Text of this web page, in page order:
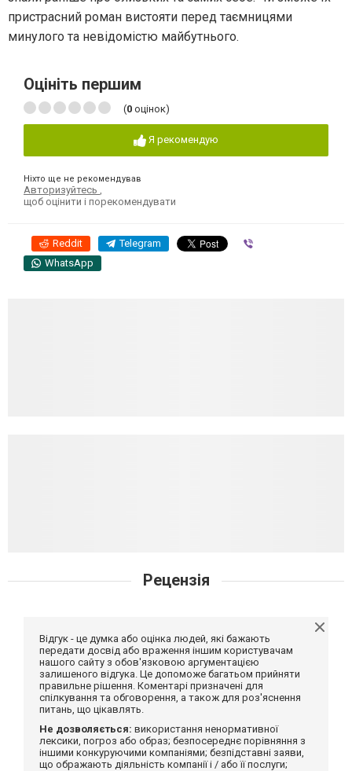
пристрасний роман вистояти перед таємницями
минулого та невідомістю майбутнього.
Оцініть першим
(0 оцінок)
Я рекомендую
Ніхто ще не рекомендував
Авторизуйтесь
щоб оцінити і порекомендувати
Reddit Telegram
WhatsApp
Рецензія
Відгук - це думка або оцінка людей, які бажають
передати досвід або враження іншим користувачам
нашого сайту з обов'язковою аргументацією
залишеного відгука. Це допоможе багатьом прийняти
правильне рішення. Коментарі призначені для
спілкування та обговорення, а також для роз'яснення
питань, що цікавлять.
Не дозволяється: використання ненормативної
лексики, погроз або образ; безпосереднє порівняння з
іншими конкуруючими компаніями; безпідставні заяви,
що ображають діяльність компанії і / або її послуги;